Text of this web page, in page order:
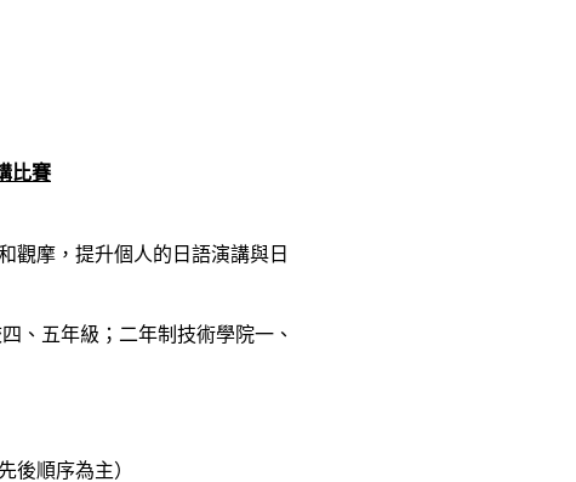
比賽
觀摩，提升個人的日語演講與日
、五年級；二年制技術學院一、
後順序為主）